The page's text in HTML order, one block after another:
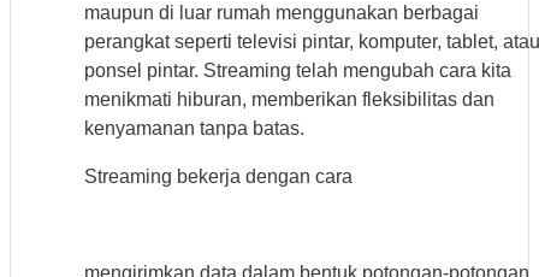
maupun di luar rumah menggunakan berbagai
perangkat seperti televisi pintar, komputer, tablet, atau
ponsel pintar. Streaming telah mengubah cara kita
menikmati hiburan, memberikan fleksibilitas dan
kenyamanan tanpa batas.
Streaming bekerja dengan cara
mengirimkan data dalam bentuk potongan-potongan